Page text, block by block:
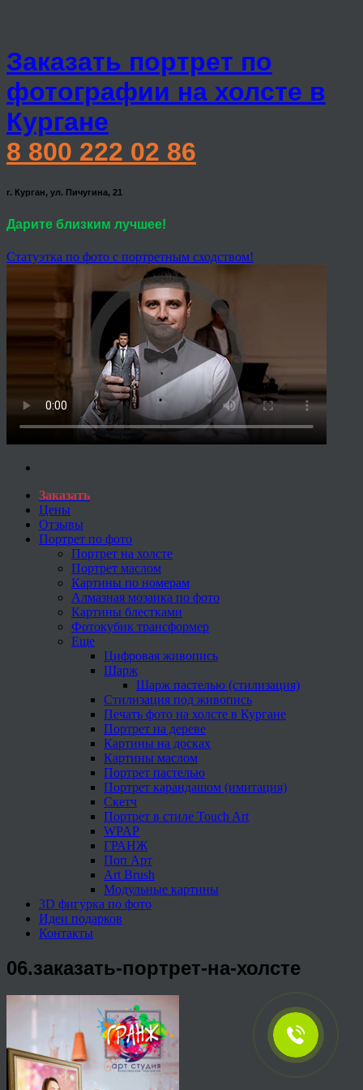
Заказать портрет по
фотографии на холсте в
Кургане
8 800 222 02 86
г. Курган, ул. Пичугина, 21
Дарите близким лучшее!
Статуэтка по фото с портретным сходством!
Заказать
Цены
Отзывы
Портрет по фото
Портрет на холсте
Портрет маслом
Картины по номерам
Алмазная мозаика по фото
Картины блестками
Фотокубик трансформер
Еще
Цифровая живопись
Шарж
Шарж пастелью (стилизация)
Стилизация под живопись
Печать фото на холсте в Кургане
Портрет на дереве
Картины на досках
Картины маслом
Портрет пастелью
Портрет карандашом (имитация)
Скетч
Портрет в стиле Touch Art
WPAP
ГРАНЖ
Поп Арт
Art Brush
Модульные картины
3D фигурка по фото
Идеи подарков
Контакты
06.заказать-портрет-на-холсте